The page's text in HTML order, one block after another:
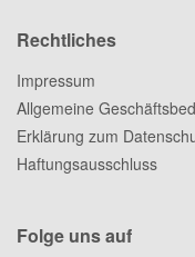
Rechtliches
Impressum
Allgemeine
Erklärung zum
Haftungsausschluss
Folge uns auf